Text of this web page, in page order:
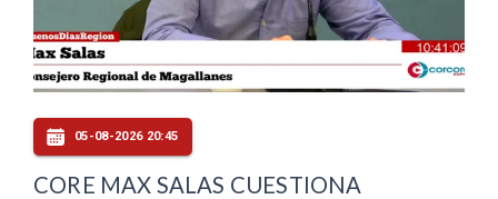
05-08-2026 20:45
CORE MAX SALAS CUESTIONA